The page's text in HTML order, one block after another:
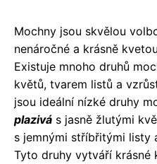
Mochny jsou skvělou
nenáročné a krásně
Existuje mnoho druhů
květů, tvarem listů a
jsou ideální nízké druhy
plazivá s jasně žlutými
s jemnými stříbřitými listy
Tyto druhy vytváří krásné